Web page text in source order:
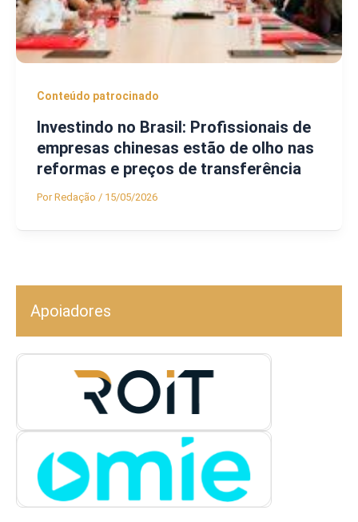
Conteúdo patrocinado
Investindo no Brasil: Profissionais de
empresas chinesas estão de olho nas
reformas e preços de transferência
PorRedação / 15/05/2026
Apoiadores